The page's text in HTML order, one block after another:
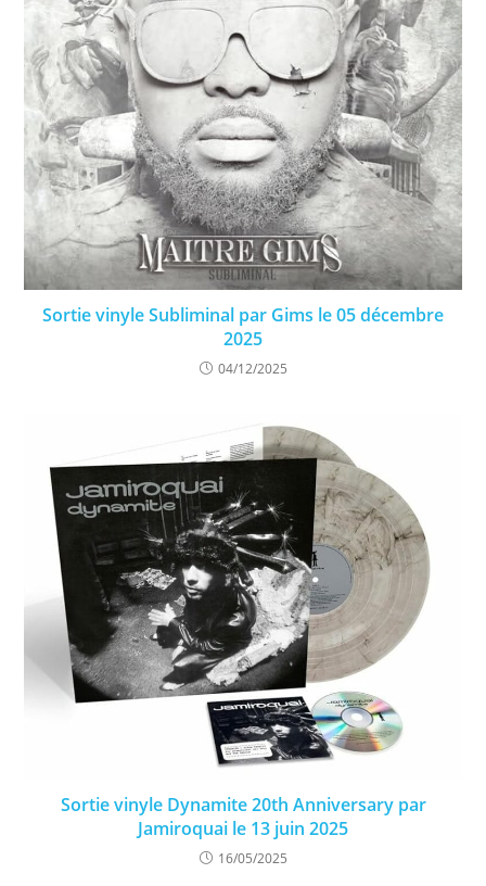
Sortie vinyle Subliminal par Gims le 05 décembre
2025
04/12/2025
Sortie vinyle Dynamite 20th Anniversary par
Jamiroquai le 13 juin 2025
16/05/2025